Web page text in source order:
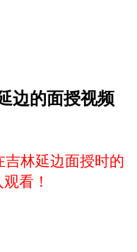
边的面授视频
吉林延边面授时的
看！